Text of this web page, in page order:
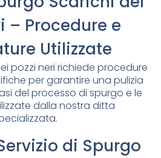
– Procedure e
Utilizzate
pozzi neri richiede procedure
per garantire una pulizia
del processo di spurgo e le
dalla nostra ditta
di Spurgo